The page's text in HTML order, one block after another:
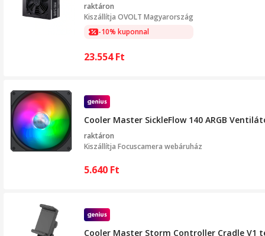
raktáron
Kiszállítja OVOLT Magyarország
-10% kuponnal
23.554Ft
Cooler Master SickleFlow 140 ARGB
raktáron
Kiszállítja Focuscamera webáruház
5.640 Ft
Cooler Master Storm Controller Cradle V1